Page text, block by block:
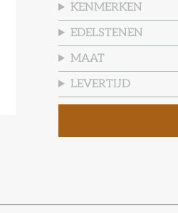
KENMERKEN
EDELSTENEN
MAAT
LEVERTIJD